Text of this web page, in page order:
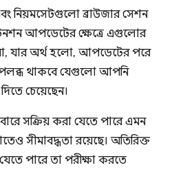
নিয়মসেটগুলো ব্রাউজার সেশন
আপডেটের ক্ষেত্রে এগুলোর
যার অর্থ হলো, আপডেটের পরে
থাকবে যেগুলো আপনি
চেয়েছেন।
সক্রিয় করা যেতে পারে এমন
সীমাবদ্ধতা রয়েছে। অতিরিক্ত
পারে তা পরীক্ষা করতে